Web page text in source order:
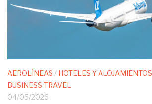
AEROLÍNEAS / HOTELES Y ALOJAMIENTOS
BUSINESS TRAVEL
04/05/2026